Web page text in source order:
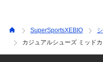
します。
【ROCKER BOTTOM】ロ
体重移動がおこなわれ、少
SuperSportsXEBIO
カジュアルシューズ ミッド